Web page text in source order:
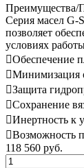
Преимущества/
Серия масел G-
позволяет
условиях
Обеспечение
Минимизация
Защита
Сохранение
Инертность к
Возможность
118 560 руб.